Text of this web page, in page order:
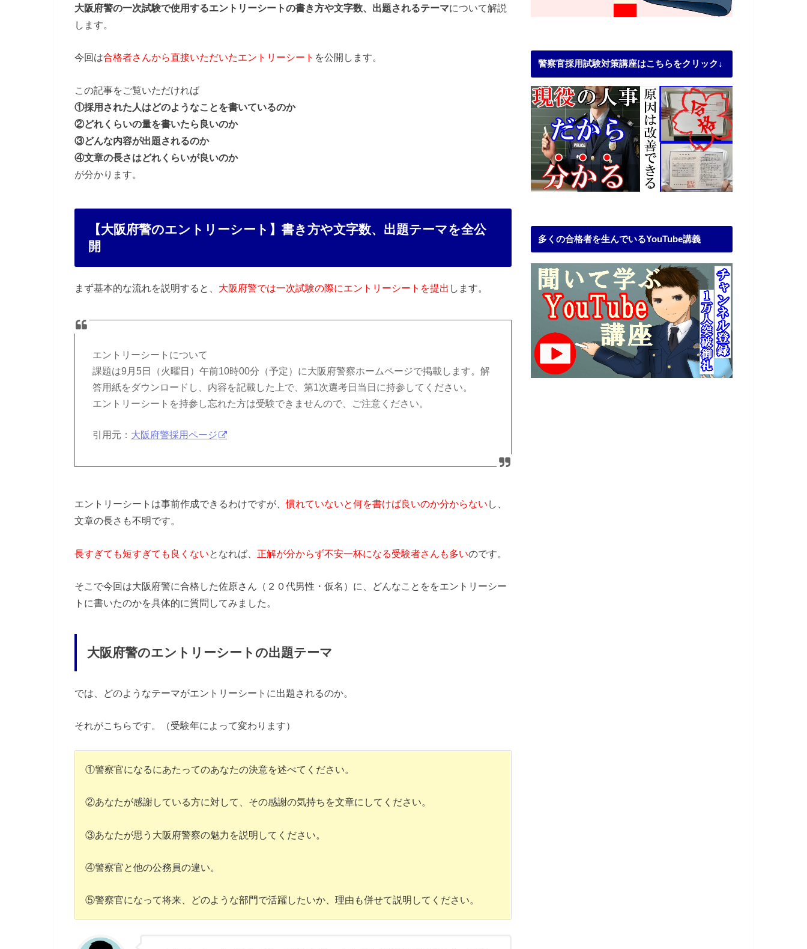
大阪府警の一次試験で使用するエントリーシートの書き方や文字数、出題されるテーマについて解説
します。
今回は合格者さんから直接いただいたエントリーシート を公開します。
この記事をご覧いただければ
①採用された人はどのようなことを書いているのか
②どれくらいの量を書いたら良いのか
③どんな内容が出題されるのか
④文章の長さはどれくらいが良いのか
が分かります。
【大阪府警のエントリーシート】書き方や文字数、出題テーマを全公
開
まず基本的な流れを説明すると、 大阪府警では一次試験の際にエントリーシートを提出 します。
エントリーシートについて
課題は9月5日（火曜日）午前10時00分（予定）に大阪府警察ホームページで掲載します。解
答用紙をダウンロードし、内容を記載した上で、第1次選考日当日に持参してください。
エントリーシートを持参し忘れた方は受験できませんので、ご注意ください。
引用元： 大阪府警採用ページ
エントリーシートは事前作成できるわけですが、慣れていないと何を書けば良いのか分からない し、
文章の長さも不明です。
長すぎても短すぎても良くない となれば、 正解が分からず不安一杯になる受験者さんも多いのです。
そこで今回は大阪府警に合格した佐原さん（２０代男性・仮名）に、どんなことををエントリーシー
トに書いたのかを具体的に質問してみました。
大阪府警のエントリーシートの出題テーマ
では、どのようなテーマがエントリーシートに出題されるのか。
それがこちらです。（受験年によって変わります）
①警察官になるにあたってのあなたの決意を述べてください。
②あなたが感謝している方に対して、その感謝の気持ちを文章にしてください。
③あなたが思う大阪府警察の魅力を説明してください。
④警察官と他の公務員の違い。
⑤警察官になって将来、どのような部門で活躍したいか、理由も併せて説明してください。
警察官採用試験対策講座はこちらをクリック↓
多くの合格者を生んでいるYouTube講義